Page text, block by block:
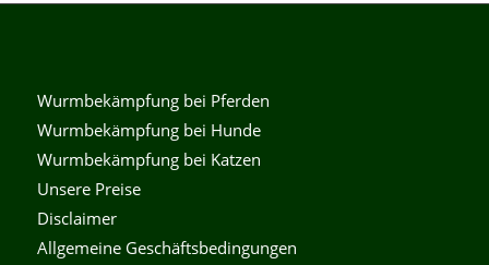
Wurmbekämpfung bei Pferden
Wurmbekämpfung bei Hunde
Wurmbekämpfung bei Katzen
Unsere Preise
Disclaimer
Allgemeine Geschäftsbedingungen